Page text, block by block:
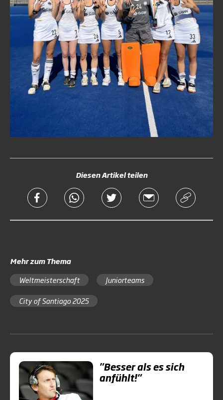
Diesen Artikel teilen
Mehr zum Thema
Weltmeisterschaft
Juniorteams
City of Santiago 2025
"Besser als es sich
anfühlt!"